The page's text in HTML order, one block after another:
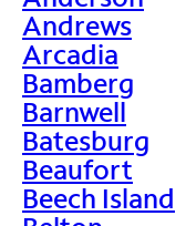
Andrews
Arcadia
Bamberg
Barnwell
Batesburg
Beaufort
Beech Island